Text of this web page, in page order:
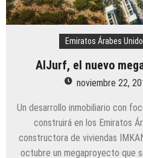
Estambul
Aeroflot traslada sus vuelos
Emiratos Árabes
AlJurf, el nuevo
noviembre 22,
Un desarrollo inmobiliario con
construirá en los Emiratos
constructora de viviendas
octubre un megaproyecto que